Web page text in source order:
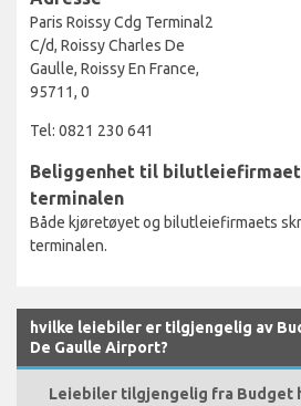
Paris Roissy Cdg Terminal2
C/d, Roissy Charles De
Gaulle, Roissy En France,
95711, 0
Tel: 0821 230 641
Beliggenhet til
terminalen
Både kjøretøyet og bilutleiefirmaets
terminalen.
hvilke leiebiler er tilgjengelig av
De Gaulle Airport?
Leiebiler tilgjengelig fra Budget